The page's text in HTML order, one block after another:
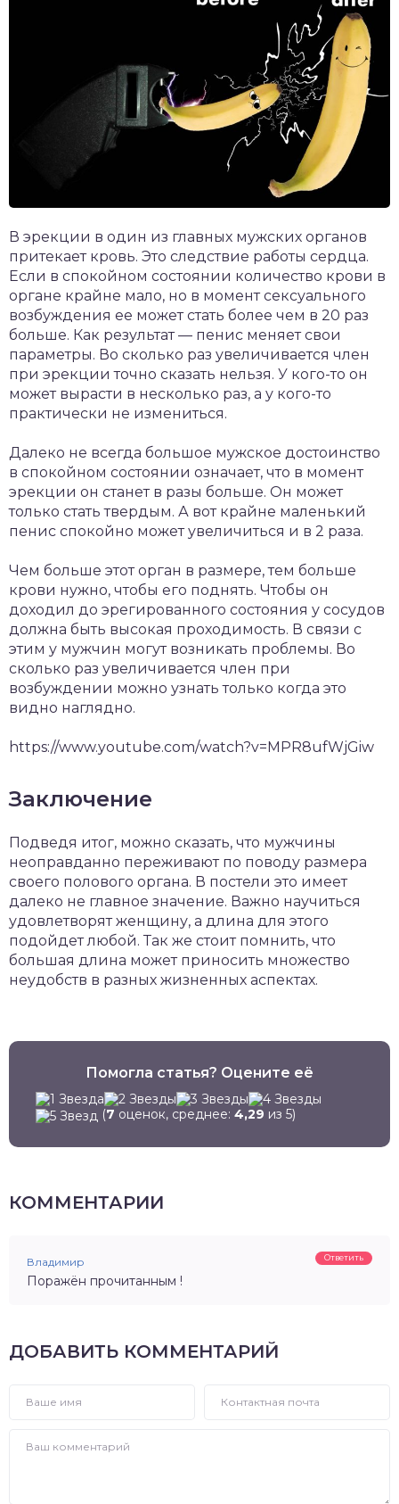
В эрекции в один из главных мужских органов
притекает кровь. Это следствие работы сердца.
Если в спокойном состоянии количество крови в
органе крайне мало, но в момент сексуального
возбуждения ее может стать более чем в 20 раз
больше. Как результат — пенис меняет свои
параметры. Во сколько раз увеличивается член
при эрекции точно сказать нельзя. У кого-то он
может вырасти в несколько раз, а у кого-то
практически не измениться.
Далеко не всегда большое мужское достоинство
в спокойном состоянии означает, что в момент
эрекции он станет в разы больше. Он может
только стать твердым. А вот крайне маленький
пенис спокойно может увеличиться и в 2 раза.
Чем больше этот орган в размере, тем больше
крови нужно, чтобы его поднять. Чтобы он
доходил до эрегированного состояния у сосудов
должна быть высокая проходимость. В связи с
этим у мужчин могут возникать проблемы. Во
сколько раз увеличивается член при
возбуждении можно узнать только когда это
видно наглядно.
https://www.youtube.com/watch?v=MPR8ufWjGiw
Заключение
Подведя итог, можно сказать, что мужчины
неоправданно переживают по поводу размера
своего полового органа. В постели это имеет
далеко не главное значение. Важно научиться
удовлетворят женщину, а длина для этого
подойдет любой. Так же стоит помнить, что
большая длина может приносить множество
неудобств в разных жизненных аспектах.
Помогла статья? Оцените её
(7 оценок, среднее: 4,29 из 5)
КОММЕНТАРИИ
Владимир Ответить
Поражён прочитанным !
ДОБАВИТЬ КОММЕНТАРИЙ